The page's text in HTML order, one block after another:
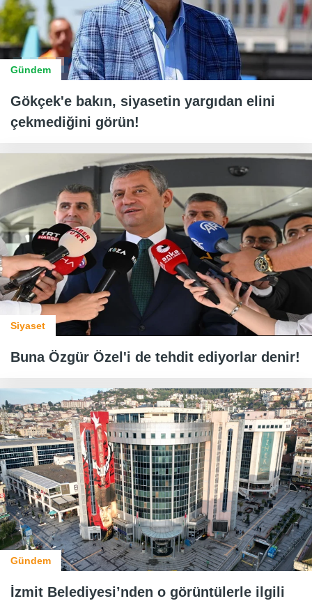
Gündem
Gökçek'e bakın, siyasetin yargıdan elini
çekmediğini görün!
Siyaset
Buna Özgür Özel'i de tehdit ediyorlar denir!
Gündem
İzmit Belediyesi’nden o görüntülerle ilgili